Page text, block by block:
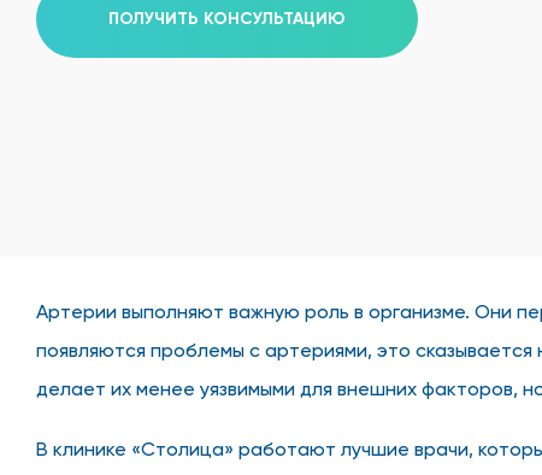
ПОЛУЧИТЬ КОНСУЛЬТАЦИЮ
Артерии выполняют важную роль в организме. Они
появляются проблемы с артериями, это сказывается
делает их менее уязвимыми для внешних факторов,
В клинике «Столица» работают лучшие врачи,